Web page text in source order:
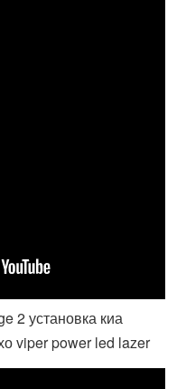
2 установка киа
viper power led lazer